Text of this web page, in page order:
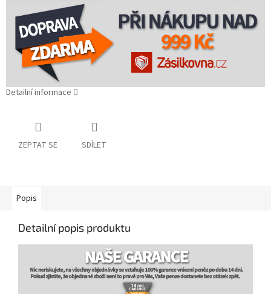
Detailní informace
ZEPTAT SE SDÍLET
Popis
Detailní popis produktu